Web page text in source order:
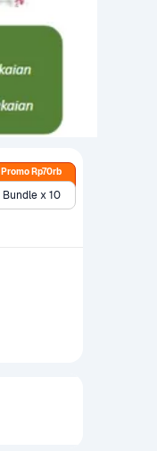
Bundle x 10
Promo Rp70rb